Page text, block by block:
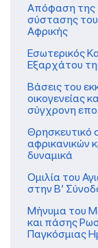
Απόφαση της
σύστασης
Αφρικής
Εσωτερικός
Εξαρχάτου
Βάσεις του
οικογενείας
σύγχρονη
Θρησκευτικό
αφρικανικών
δυναμικά
Ομιλία του
στην Β’
Μήνυμα του
και πάσης
Παγκόσμιας